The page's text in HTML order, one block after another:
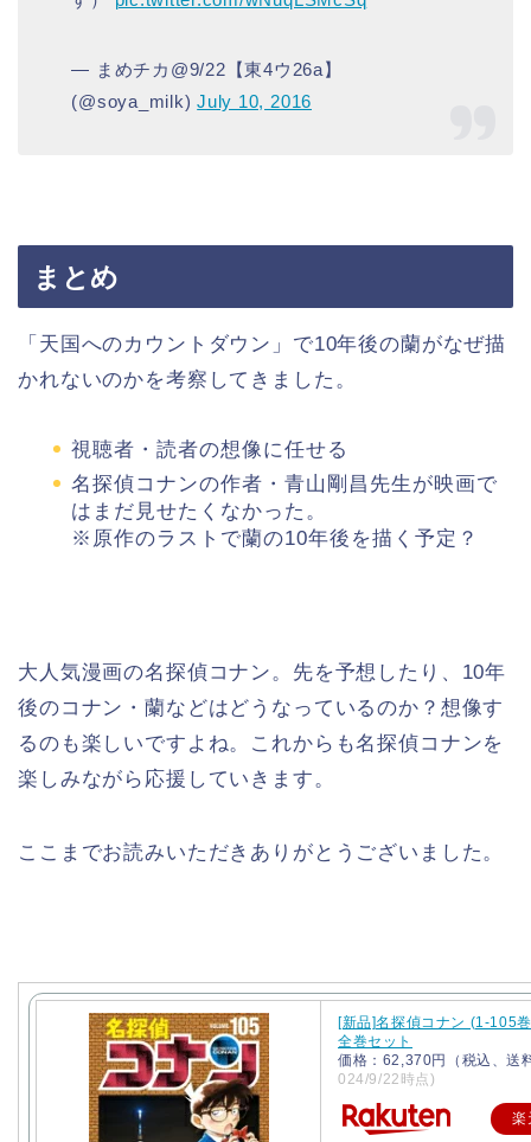
— まめチカ@9/22【東4ウ26a】
(@soya_milk)July 10, 2016
まとめ
「天国へのカウントダウン」で10年後の蘭がなぜ描
かれないのかを考察してきました。
視聴者・読者の想像に任せる
名探偵コナンの作者・青山剛昌先生が映画で
はまだ見せたくなかった。
※原作のラストで蘭の10年後を描く予定？
大人気漫画の名探偵コナン。先を予想したり、10年
後のコナン・蘭などはどうなっているのか？想像す
るのも楽しいですよね。これからも名探偵コナンを
楽しみながら応援していきます。
ここまでお読みいただきありがとうございました。
[新品]名探偵コナン (1-105
全巻セット
価格：62,370円（税込、送
024/9/22時点)
楽